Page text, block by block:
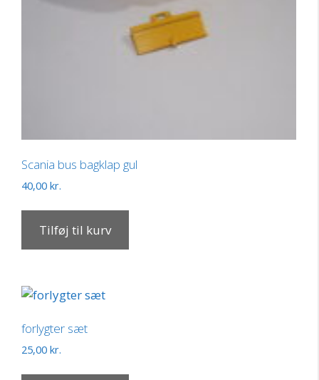
Scania bus bagklap gul
40,00 kr.
Tilføj til kurv
forlygter sæt
25,00 kr.